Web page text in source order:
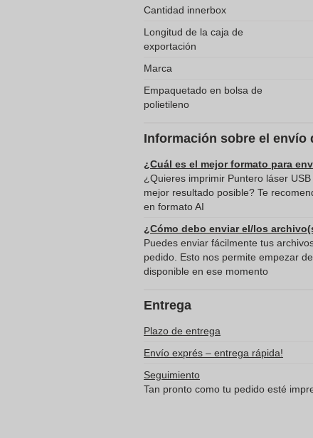
Cantidad innerbox
Longitud de la caja de
exportación
Marca
Empaquetado en bolsa de
polietileno
Información sobre el envío
¿Cuál es el mejor formato para
¿Quieres imprimir Puntero láser
mejor resultado posible? Te
en formato AI
¿Cómo debo enviar el/los
Puedes enviar fácilmente tus
pedido. Esto nos permite empezar
disponible en ese momento
Entrega
Plazo de entrega
Envío exprés – entrega rápida!
Seguimiento
Tan pronto como tu pedido esté